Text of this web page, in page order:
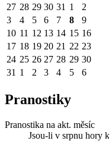
27 28 29 30 31 1
2
3
4 5 6 7 8
9
10 11 12 13 14 15 16
17 18 19 20 21 22 23
24 25 26 27 28 29 30
31 1 2 3 4 5 6
Pranostiky
Pranostika na akt. měsíc
Jsou-li v srpnu hory